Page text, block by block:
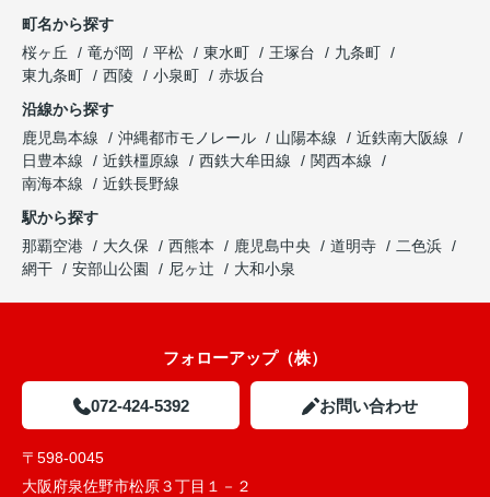
町名から探す
桜ヶ丘
竜が岡 平松 東水町 王塚台
九条町
東九条町
西陵 小泉町
赤坂台
沿線から探す
鹿児島本線
沖縄都市モノレール 山陽本線
近鉄南大阪線
日豊本線
近鉄橿原線 西鉄大牟田線
関西本線
南海本線
近鉄長野線
駅から探す
那覇空港
大久保 西熊本 鹿児島中央 道明寺
二色浜
網干
安部山公園 尼ヶ辻 大和小泉
フォローアップ（株）
072-424-5392 お問い合わせ
〒598-0045
大阪府泉佐野市松原３丁目１－２